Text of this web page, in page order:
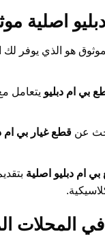
اصلية
هو الذي يوفر
بي ام دبليو يتعامل
عن قطع غيار بي ام
ام دبليو اصلية
في المحلات